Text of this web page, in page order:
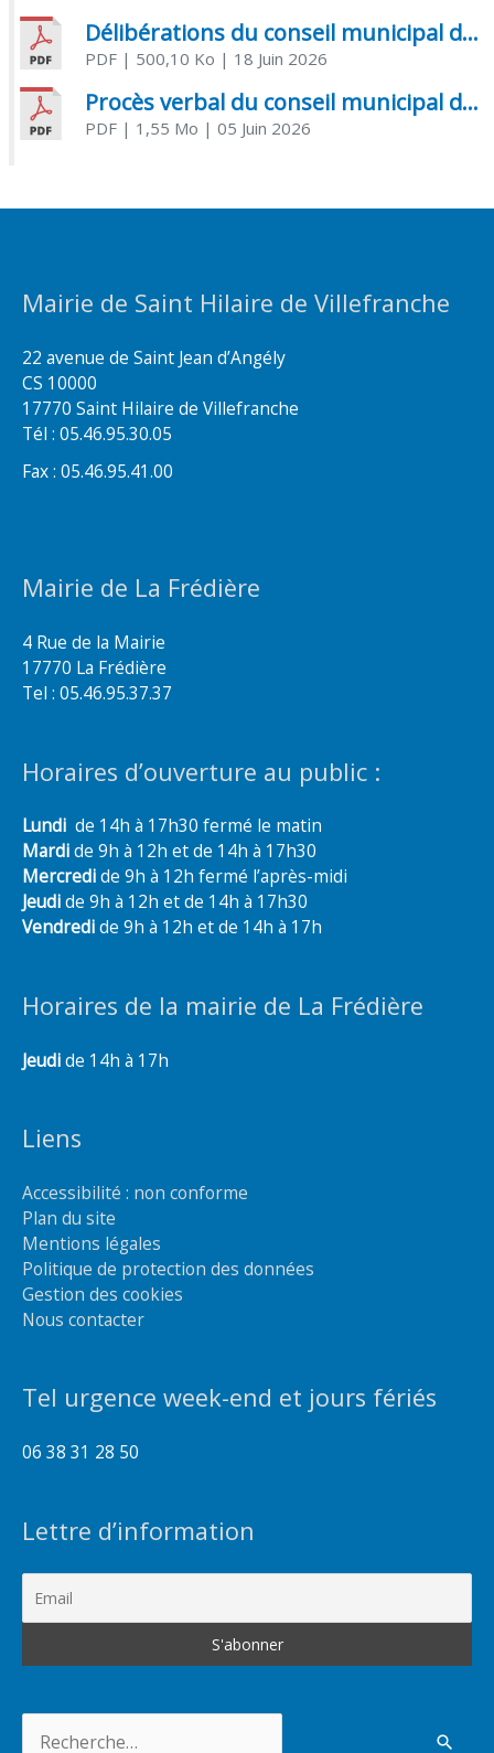
Délibérations du conseil municipal du 18 juin 2026
PDF| 500,10 Ko | 18 Juin 2026
Procès verbal du conseil municipal du 05 juin 2026
PDF| 1,55 Mo | 05 Juin 2026
Mairie de Saint Hilaire de Villefranche
22 avenue de Saint Jean d’Angély
CS 10000
17770 Saint Hilaire de Villefranche
Tél : 05.46.95.30.05
Fax : 05.46.95.41.00
Mairie de La Frédière
4 Rue de la Mairie
17770 La Frédière
Tel : 05.46.95.37.37
Horaires d’ouverture au public :
Lundi de 14h à 17h30 fermé le matin
Mardide 9h à 12h et de 14h à 17h30
Mercredide 9h à 12h fermé l’après-midi
Jeudide 9h à 12h et de 14h à 17h30
Vendredide 9h à 12h et de 14h à 17h
Horaires de la mairie de La Frédière
Jeudide 14h à 17h
Liens
Accessibilité : non conforme
Plan du site
Mentions légales
Politique de protection des données
Gestion des cookies
Nous contacter
Tel urgence week-end et jours fériés
06 38 31 28 50
Lettre d’information